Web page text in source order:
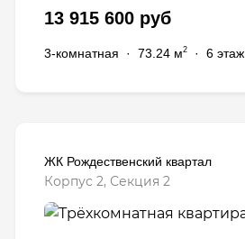
13 915 600 руб
3-комнатная · 73.24 м2 · 6 этаж
ЖК Рождественский квартал
Корпус 2, Секция 2